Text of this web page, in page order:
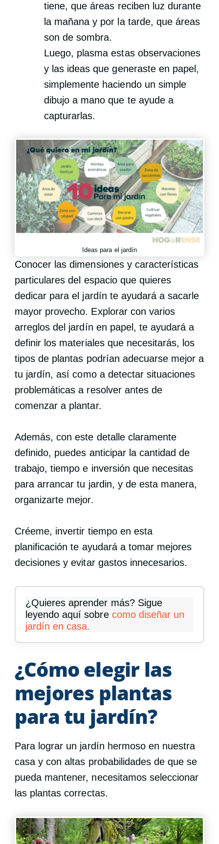
tiene, que áreas reciben luz durante
la mañana y por la tarde, que áreas
son de sombra.
Luego, plasma estas observaciones
y las ideas que generaste en papel,
simplemente haciendo un simple
dibujo a mano que te ayude a
capturarlas.
Ideas para el jardín
Conocer las dimensiones y características
particulares del espacio que quieres
dedicar para el jardín te ayudará a sacarle
mayor provecho. Explorar con varios
arreglos del jardín en papel, te ayudará a
definir los materiales que necesitarás, los
tipos de plantas podrían adecuarse mejor a
tu jardín, así como a detectar situaciones
problemáticas a resolver antes de
comenzar a plantar.
Además, con este detalle claramente
definido, puedes anticipar la cantidad de
trabajo, tiempo e inversión que necesitas
para arrancar tu jardin, y de esta manera,
organizarte mejor.
Créeme, invertir tiempo en esta
planificación te ayudará a tomar mejores
decisiones y evitar gastos innecesarios.
¿Quieres aprender más? Sigue
leyendo aquí sobre como diseñar un
jardín en casa.
¿Cómo elegir las
mejores plantas
para tu jardín?
Para lograr un jardín hermoso en nuestra
casa y con altas probabilidades de que se
pueda mantener, necesitamos seleccionar
las plantas correctas.